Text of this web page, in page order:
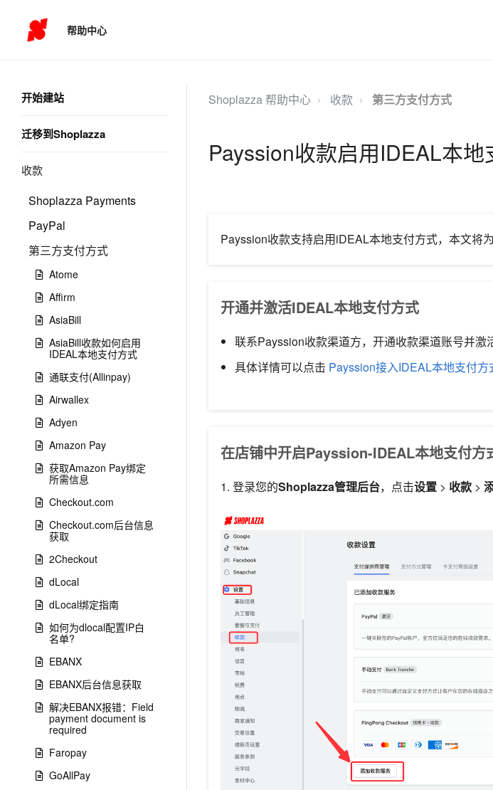
帮助中心
开始建站
迁移到Shoplazza
收款
Shoplazza Payments
PayPal
第三方支付方式
Atome
Affirm
AsiaBill
AsiaBill收款如何启用
IDEAL本地支付方式
通联支付(Allinpay)
Airwallex
Adyen
Amazon Pay
获取Amazon Pay绑定
所需信息
Checkout.com
Checkout.com后台信息
获取
2Checkout
dLocal
dLocal绑定指南
如何为dlocal配置IP白
名单?
EBANX
EBANX后台信息获取
解决EBANX报错：Field
payment document is
required
Faropay
GoAllPay
Shoplazza 帮助中心 收款 第三方支付方式
Payssion收款启用IDEAL本地
Payssion收款支持启用iDEAL本地支付方式，本文将
开通并激活IDEAL本地支付方式
联系Payssion收款渠道方，开通收款渠道账号并激
具体详情可以点击 Payssion接入IDEAL本地支付方
在店铺中开启Payssion-IDEAL本地支付方
1. 登录您的Shoplazza管理后台，点击设置> 收款>